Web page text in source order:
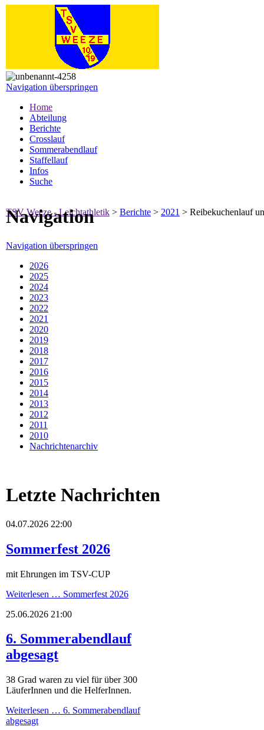
Navigation überspringen
Home
Abteilung
Berichte
Crosslauf
Sommerabendlauf
Staffellauf
Infos
Suche
TSV Weeze - Leichtathletik > Berichte > 2021 > Reibekuchenlauf
Navigation
Navigation überspringen
2026
2025
2024
2023
2022
2021
2020
2019
2018
2017
2016
2015
2014
2013
2012
2011
2010
Nachrichtenarchiv
Letzte Nachrichten
04.07.2026 22:00
Sommerfest 2026
mit Ehrungen im TSV-CUP
Weiterlesen … Sommerfest 2026
25.06.2026 21:00
6. Sommerabendlauf
abgesagt
38 Grad waren zu viel für über 300
LäuferInnen und die HelferInnen.
Weiterlesen … 6. Sommerabendlauf
abgesagt